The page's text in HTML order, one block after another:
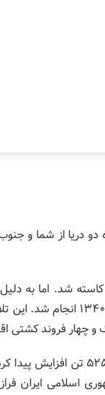
دو دریا از شما و
کاسته شد. اما به
فروند کشتی
شمارگان کشتی‌های شرکت ملی آریا تا پیش
اسلامی ایران